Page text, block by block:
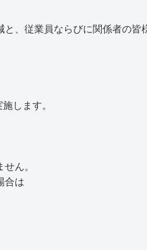
、従業員ならびに関係者の
します。
ん。
合は